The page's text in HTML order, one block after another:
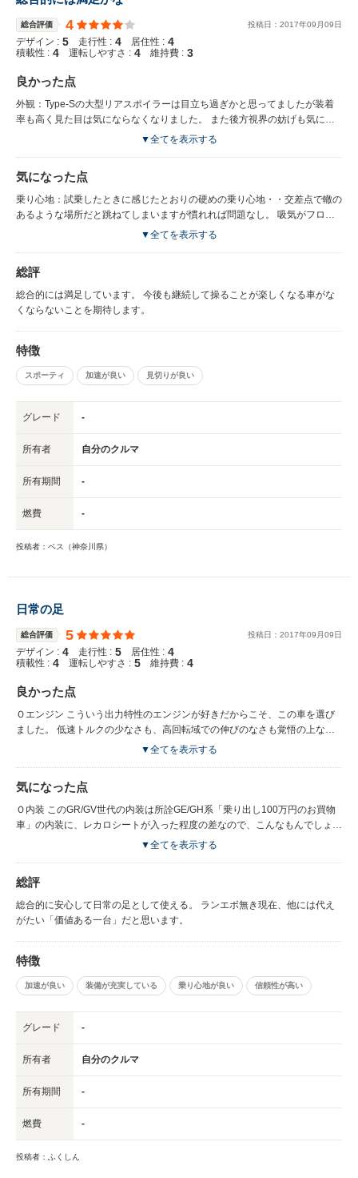
総合評価 4 投稿日： 2017年09 月09日
デザイン : 5 走行性 : 4 居住性 : 4
積載性 : 4 運転しやすさ : 4 維持費 : 3
良かった点
外観：Type-Sの大型リアスポイラーは目立ち過ぎかと思ってましたが装着
率も高く見た目は気にならなくなりました。 また後方視界の妨げも気にな
らず邪魔になりませんでした。 個人的にはトランクスポイラーくらいで、
箇所で段差がある場合などでよく当たります・・バンパー本体に当たる前に
ヒットするので消耗パーツと思えばいいでしょう。 内観：質感は以前の
GH8と比べれば良くなってますが中身はほぼほぼレヴォーグ！ ところどこ
ョンでもいいからスポーツシートが欲しいと思いました。 エンジン： 良く
回るエンジンでついつい高回転よりにしていることがあります。 乗り始め
当初は発進時のトルクが薄く感じてましたがいまは全く気になりません。
はギクシャクしてしまうのとトルクの出方がエンジン回転数に合わせてスム
ーズなのが好み。 走行：標準タイヤですが良くまがり、以前のGH8では感
じなかった横Gを感じながらカーブを通過していきます。 サーキット走るわ
けではないので極端な走行しないのでWRXが勿体無いくらいですが・・
▼全てを表示する
気になった点
乗り心地：試乗したときに感じたとおりの硬めの乗り心地・・交差点で轍の
あるような場所だと跳ねてしまいますが慣れれば問題なし。 吸気がフロン
トグリルのところから上に上がったとこに今までのと同じインテークがある
▼全てを表示する
総評
総合的には満足しています。 今後も継続して操ることが楽しくなる車がな
くならないことを期待します。
特徴
スポーティ 加速が良い 見切りが良い
グレード -
所有者 自分のクルマ
所有期間 -
燃費 -
投稿者：ベス（神奈川県）
日常の足
総合評価 5 投稿日： 2017年09 月09日
デザイン : 4 走行性 : 5 居住性 : 4
積載性 : 4 運転しやすさ : 5 維持費 : 4
良かった点
Ｏエンジン こういう出力特性のエンジンが好きだからこそ、この車を選び
ました。 低速トルクの少なさも、高回転域での伸びのなさも覚悟の上なの
で、なにも不満はありません。 どちらかというと、吊るしの状態での電制
ブのインテリジェントモード、スポーツ＃モードは吊るしのまま、スポーツ
モードだけを自分のデータにして使い分けています。 信号待ちなどのゼロ
スタート時はインテリジェントモードで動きだし、スピードが乗ったところ
たり、追い越し車線でスパッと追い越したい時だけスポーツ＃モードを使
う。 シフトノブのすぐそばにSIドライブのロータリースイッチがあるおか
げで、副変速機のような感覚でしょっちゅうモードを切り替えて乗っていま
ような路面から田舎道の継ぎ接ぎな路面などあらゆる条件の舗装路から、フ
ラットダート、圧雪路など、全天候対応で頼もしい、安心の走行性能を持っ
ています。 〇乗り心地 純正の脚はさすがに10年10万キロを考慮した設計な
だけあって、耐久性は充分にあります。 もちろん尖がった乗り方をする層
め込んで行っても十分応えてくれる懐の深い脚はちょっぴり気に入っていた
▼全てを表示する
気になった点
Ｏ内装 このGR/GV世代の内装は所詮GE/GH系「乗り出し100万円のお買物
車」の内装に、レカロシートが入った程度の差なので、こんなもんでしょ
▼全てを表示する
総評
総合的に安心して日常の足として使える。 ランエボ無き現在、他には代え
がたい「価値ある一台」だと思います。
特徴
加速が良い 装備が充実している 乗り心地が良い 信頼性が高い
グレード -
所有者 自分のクルマ
所有期間 -
燃費 -
投稿者：ふくしん